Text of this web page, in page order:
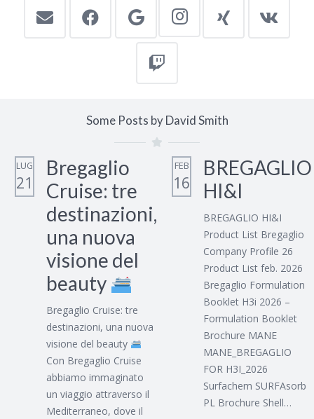
Some Posts by David Smith
LUG
21
Bregaglio
Cruise: tre
destinazioni,
una nuova
visione del
beauty
Bregaglio Cruise: tre
destinazioni, una nuova
visione del beauty
Con Bregaglio Cruise
abbiamo immaginato
un viaggio attraverso il
Mediterraneo, dove il
FEB
16
BREGAGLIO
HI&I
BREGAGLIO HI&I
Product List Bregaglio
Company Profile 26
Product List feb. 2026
Bregaglio Formulation
Booklet H3i 2026 –
Formulation Booklet
Brochure MANE
MANE_BREGAGLIO
FOR H3I_2026
Surfachem SURFAsorb
PL Brochure Shell…